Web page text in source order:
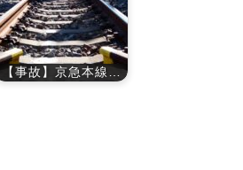
【事故】京急本線…